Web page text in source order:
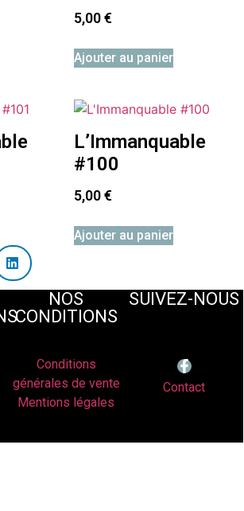
5,00€
Ajouter au panier
L’Immanquable
#100
5,00€
Ajouter au panier
NOS
CONDITIONS
Conditions
générales de vente
Mentions légales
SUIVEZ-NOUS
Contact